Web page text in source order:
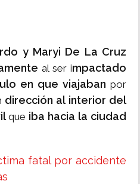
y Maryi De La Cruz
al ser impactado
en que viajaban por
dirección al interior del
que iba hacia la ciudad
fatal por accidente